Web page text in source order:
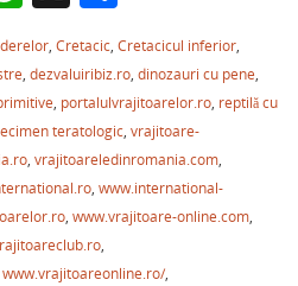
h
at
s
A
p
p
ar
ta
je
a
ză
,Cretacic,Cretacicul inferior,
,dezvaluiribiz.ro,dinozauri cu pene,
, portalulvrajitoarelor.ro, reptilă cu
teratologic, vrajitoare-
, vrajitoareledinromania.com,
, www.international-
, www.vrajitoare-online.com,
,
www.vrajitoareonline.ro/,